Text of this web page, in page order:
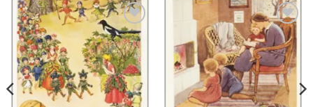
Zum
Wunschzettel
hinzufügen
Zum
Wunschzettel
hinzufügen